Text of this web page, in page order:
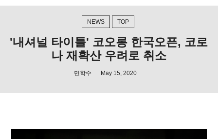
NEWS TOP
'내셔널 타이틀' 코오롱 한국오픈, 코로
나 재확산 우려로 취소
민학수 May 15, 2020